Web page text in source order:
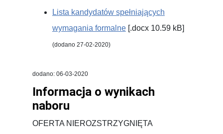
Lista kandydatów spełniających
wymagania formalne[.docx 10.59 kB]
(dodano 27-02-2020)
dodano: 06-03-2020
Informacja o wynikach
naboru
OFERTA NIEROZSTRZYGNIĘTA